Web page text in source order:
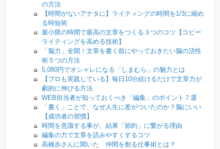
の方法
【時間がないアナタに】ライティングの時間を1/3に縮め
る時短術
最小限の時間で最高の文章をつくる３つのコツ【コピー
ライティングを高める技術】
「脳力」全開！文章を書く前にやっておきたい脳の活性
術５つの方法
5,080円でオシャレになる「しまむら」の魅力とは
【プロも実践している】毎日10分続けるだけで文章力が
劇的に伸びる方法
WEB担当者が知っておくべき「編集」のポイント７選
「書く」ことで、なぜ人生に差がついたのか？脳にいい
【成功者の習慣】
時間を意識する事が、結果「節約」に繋がる理由
編集の力で文章を読みやすくするコツ
高橋歩さんに聞いた 仲間を創る仕事術とは？